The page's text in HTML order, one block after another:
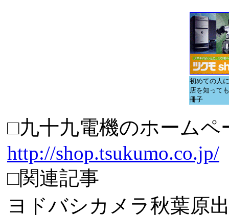
初めての人
店を知って
冊子
□九十九電機のホームペ
http://shop.tsukumo.co.jp/
□関連記事
ヨドバシカメラ秋葉原